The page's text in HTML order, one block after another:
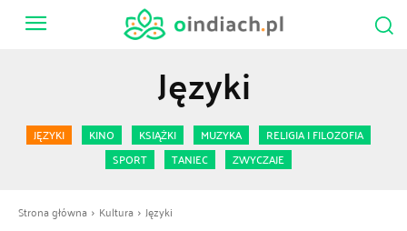
Języki
JĘZYKI KINO KSIĄŻKI MUZYKA
RELIGIA I FILOZOFIA
SPORT
TANIEC ZWYCZAJE
Strona główna Kultura Języki